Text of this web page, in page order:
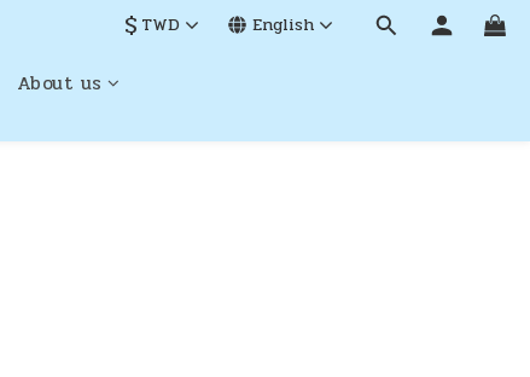
$ TWD English
About us